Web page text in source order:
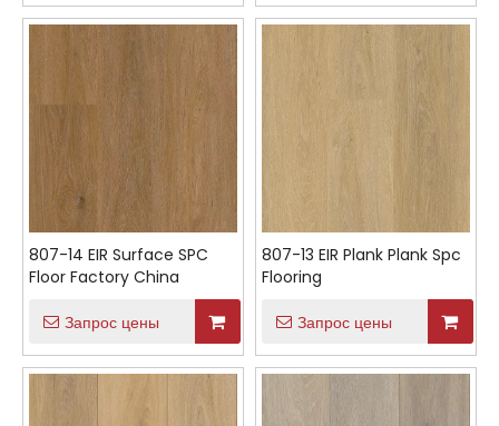
807-14 EIR Surface SPC
Floor Factory China
Запрос цены
807-13 EIR Plank Plank Spc
Flooring
Запрос цены